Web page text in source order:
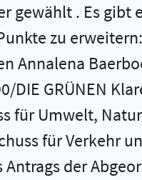
gewählt . Es
zu
Annalena
DIE GRÜNEN
für Umwelt,
für Verkehr
der